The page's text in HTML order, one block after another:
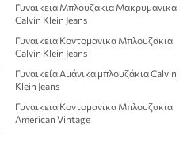
Γυναικεια Μπλουζακια Μακρυμανικα
Calvin Klein Jeans
Γυναικεια Κοντομανικα Μπλουζακια
Calvin Klein Jeans
Γυναικεία Αμάνικα μπλουζάκια Calvin
Klein Jeans
Γυναικεια Κοντομανικα Μπλουζακια
American Vintage